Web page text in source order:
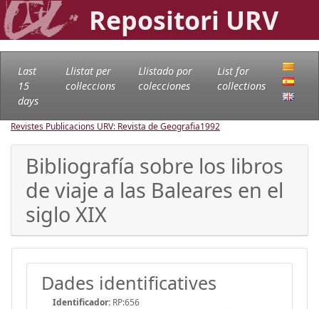
Repositori URV
Last
15
days
Llistat per
col·leccions
Llistado por
colecciones
List for
collections
Revistes Publicacions URV: Revista de Geografia1992
Bibliografía sobre los libros
de viaje a las Baleares en el
siglo XIX
Dades identificatives
Identificador: RP:656